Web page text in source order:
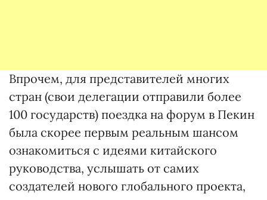
Впрочем, для представителей многих
стран (свои делегации отправили более
100 государств) поездка на форум в Пекин
была скорее первым реальным шансом
ознакомиться с идеями китайского
руководства, услышать от самих
создателей нового глобального проекта,